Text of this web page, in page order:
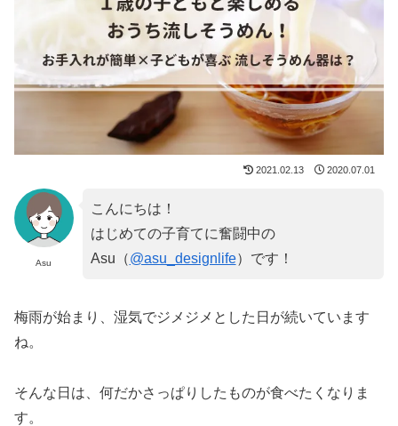
2021.02.13 2020.07.01
Asu
こんにちは！
はじめての子育てに奮闘中の
Asu（@asu_designlife）です！
梅雨が始まり、湿気でジメジメとした日が続いています
ね。
そんな日は、何だかさっぱりしたものが食べたくなりま
す。